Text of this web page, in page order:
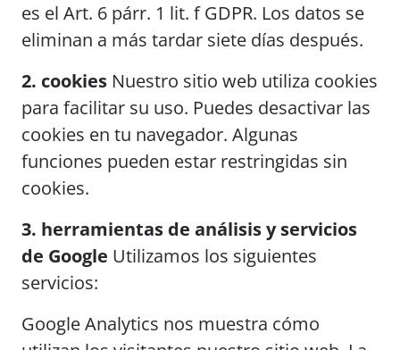
es el Art. 6 párr. 1 lit. f GDPR. Los datos se
eliminan a más tardar siete días después.
2. cookies Nuestro sitio web utiliza cookies
para facilitar su uso. Puedes desactivar las
cookies en tu navegador. Algunas
funciones pueden estar restringidas sin
cookies.
3. herramientas de análisis y servicios
de Google Utilizamos los siguientes
servicios:
Google Analytics nos muestra cómo